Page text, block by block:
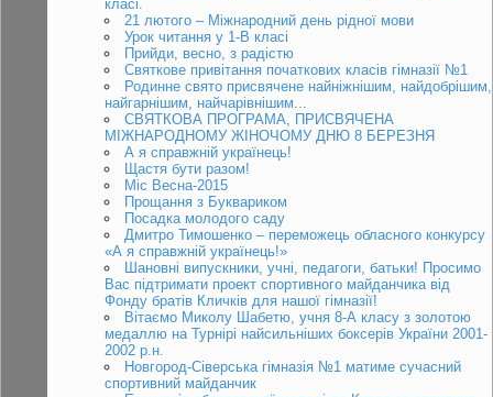
класі.
21 лютого – Міжнародний день рідної мови
Урок читання у 1-В класі
Прийди, весно, з радістю
Святкове привітання початкових класів гімназії №1
Родинне свято присвячене найніжнішим, найдобрішим,
найгарнішим, найчарівнішим...
СВЯТКОВА ПРОГРАМА, ПРИСВЯЧЕНА
МІЖНАРОДНОМУ ЖІНОЧОМУ ДНЮ 8 БЕРЕЗНЯ
А я справжній українець!
Щастя бути разом!
Міс Весна-2015
Прощання з Буквариком
Посадка молодого саду
Дмитро Тимошенко – переможець обласного конкурсу
«А я справжній українець!»
Шановні випускники, учні, педагоги, батьки! Просимо
Вас підтримати проект спортивного майданчика від
Фонду братів Кличків для нашої гімназії!
Вітаємо Миколу Шабетю, учня 8-А класу з золотою
медаллю на Турнірі найсильніших боксерів України 2001-
2002 р.н.
Новгород-Сіверська гімназія №1 матиме сучасний
спортивний майданчик